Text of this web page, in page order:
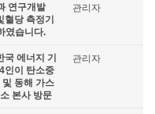
연구개발
혈당 측정기
였습니다.
관리자
국 에너지 기
인이 탄소중
동해 가스
본사 방문
관리자